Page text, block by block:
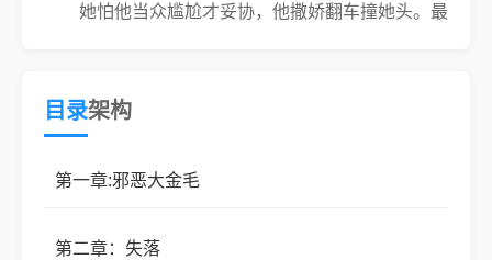
她怕他当众尴尬才妥协，他撒娇翻车撞她头。最
自我攻略的自恋小狗x清醒清冷的美女学霸
目录架构
第一章:邪恶大金毛
第二章：失落